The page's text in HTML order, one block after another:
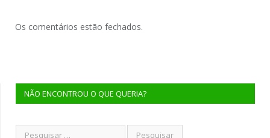
Os comentários estão fechados.
NÃO ENCONTROU O QUE QUERIA?